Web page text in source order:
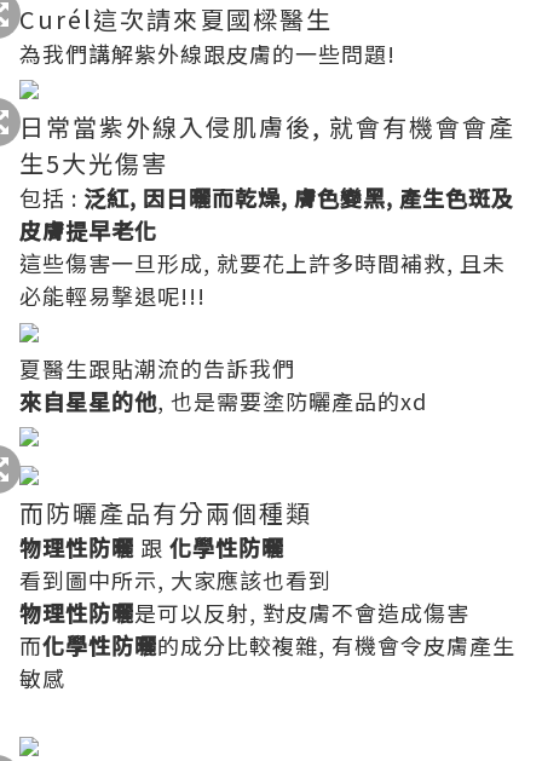
Curél這次請來夏國樑醫生
為我們講解紫外線跟皮膚的一些問題!
日常當紫外線入侵肌膚後, 就會有機會會產
生5大光傷害
包括 : 泛紅, 因日曬而乾燥, 膚色變黑, 產生色斑及
皮膚提早老化
這些傷害一旦形成, 就要花上許多時間補救, 且未
必能輕易撃退呢!!!
夏醫生跟貼潮流的告訴我們
來自星星的他, 也是需要塗防曬產品的xd
而防曬產品有分兩個種類
物理性防曬 跟 化學性防曬
看到圖中所示, 大家應該也看到
物理性防曬是可以反射, 對皮膚不會造成傷害
而化學性防曬的成分比較複雜, 有機會令皮膚產生
敏感